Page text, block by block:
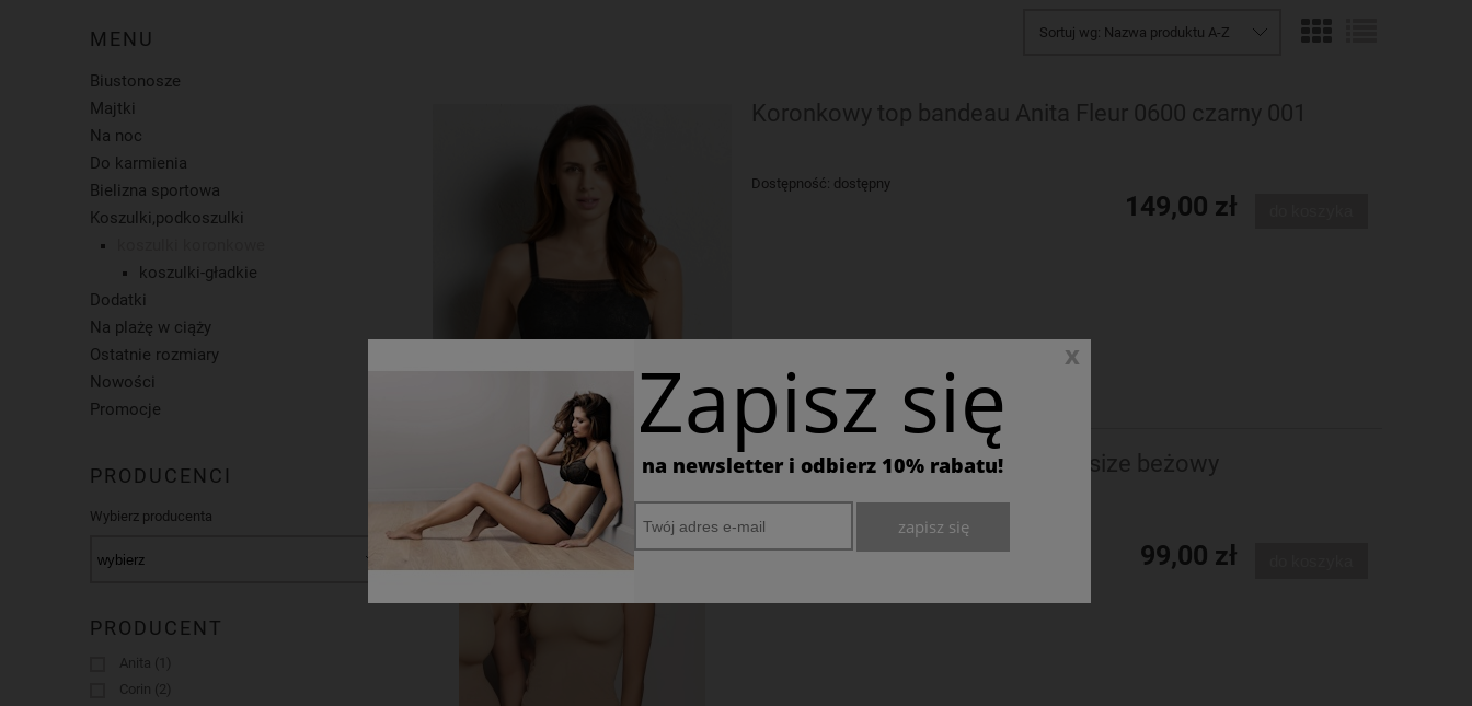
MENU
Biustonosze
Majtki
Na noc
Do karmienia
Bielizna sportowa
Koszulki,podkoszulki
koszulki-gładkie
Dodatki
Na plażę w ciąży
Ostatnie rozmiary
Nowości
Promocje
PRODUCENCI
Wybierz producenta
PRODUCENT
Anita (1)
Corin (2)
Sortuj wg: Nazwa produktu A-Z
Koronkowy top bandeau Anita Fleur 0600 czarny 001
Dostępność: dostępny
149,00 zł
Koszulka Corin Kylie 55770 one size beżowy
Dostępność:
99,00 zł
x
Zapisz się
na newsletter i odbierz 10% rabatu!
zapisz się